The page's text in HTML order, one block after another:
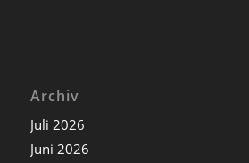
Archiv
Juli 2026
Juni 2026